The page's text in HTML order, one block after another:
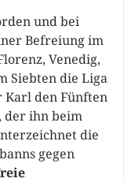
und bei
Befreiung im
Venedig,
Siebten die Liga
Karl den Fünften
der ihn beim
die
gegen